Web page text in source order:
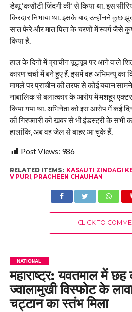
डेब्यू ‘कसौटी जिंदगी की’ से किया था. इस
किरदार निभाया था. इसके बाद उन्होंनने कुछ
सात फेरे और मात पिता के चरणों में स्वर्ग जैसे
किया है.
हाल के दिनों में प्राचीन यूट्यूब पर आने वाले
कारण चर्चा में बने हुए हैं. इसमें वह अभिमन्यु का
मामले पर प्राचीन की तरफ से कोई बयान
नाबालिक से बलात्कार के आरोप में मशहूर एक्टर
किया गया था. अभिनेता को इस आरोप में कई
की गिरफ्तारी की खबर से भी इंडस्ट्री के सभी
हालांकि, अब वह जेल से बाहर आ चुके हैं.
Post Views: 986
RELATED ITEMS: KASAUTI ZINDAGI
V PURI PRACHEEN CHAUHAN
CLICK TO
NATIONAL
महाराष्ट्र: यवतमाल में छह
ज्वालामुखी विस्फोट के
चट्टान का स्तंभ मिला